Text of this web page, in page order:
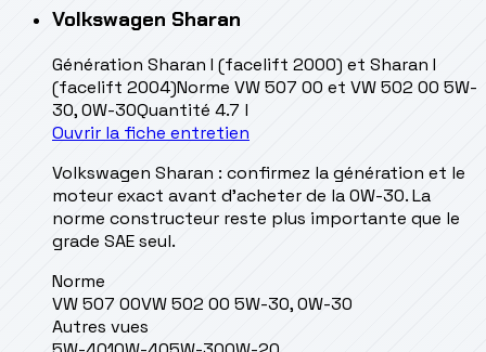
Volkswagen Sharan
Génération Sharan I (facelift 2000) et Sharan I
(facelift 2004)Norme VW 507 00 et VW 502 00 5W-
30, 0W-30Quantité 4.7 l
Ouvrir la fiche entretien
Volkswagen Sharan : confirmez la génération et le
moteur exact avant d’acheter de la 0W-30. La
norme constructeur reste plus importante que le
grade SAE seul.
Norme
VW 507 00VW 502 00 5W-30, 0W-30
Autres vues